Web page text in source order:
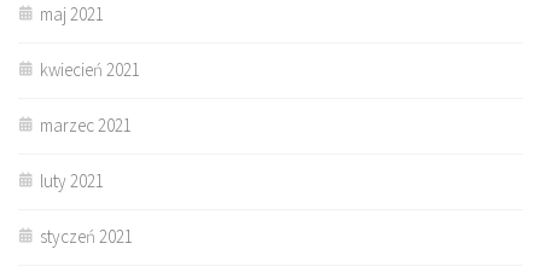
maj 2021
kwiecień 2021
marzec 2021
luty 2021
styczeń 2021